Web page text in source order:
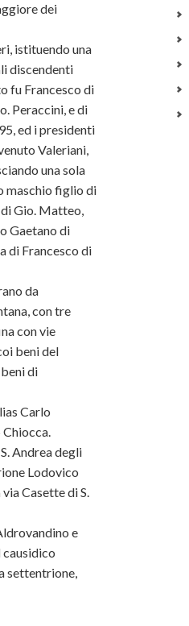
dei
istituendo una
discendenti
fu Francesco di
Peraccini, e di
ed i presidenti
Valeriani,
una sola
maschio figlio di
Gio. Matteo,
Gaetano di
di Francesco di
da
con tre
con vie
beni del
di
Carlo
Chiocca.
Andrea degli
Lodovico
Casette di S.
e
settentrione,